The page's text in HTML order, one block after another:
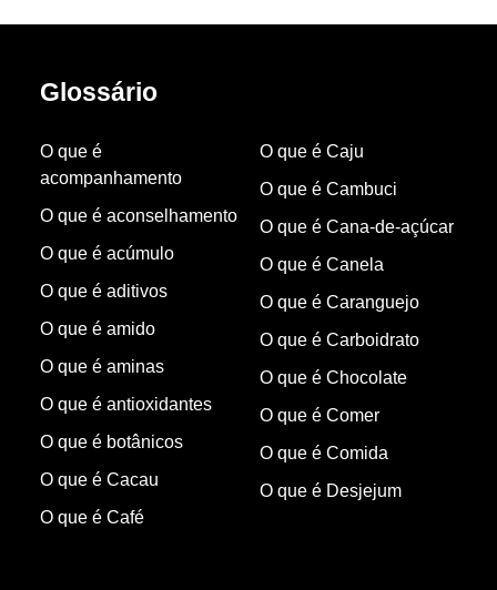
Glossário
O que é
acompanhamento
O que é aconselhamento
O que é acúmulo
O que é aditivos
O que é amido
O que é aminas
O que é antioxidantes
O que é botânicos
O que é Cacau
O que é Café
O que é Caju
O que é Cambuci
O que é Cana-de-açúcar
O que é Canela
O que é Caranguejo
O que é Carboidrato
O que é Chocolate
O que é Comer
O que é Comida
O que é Desjejum